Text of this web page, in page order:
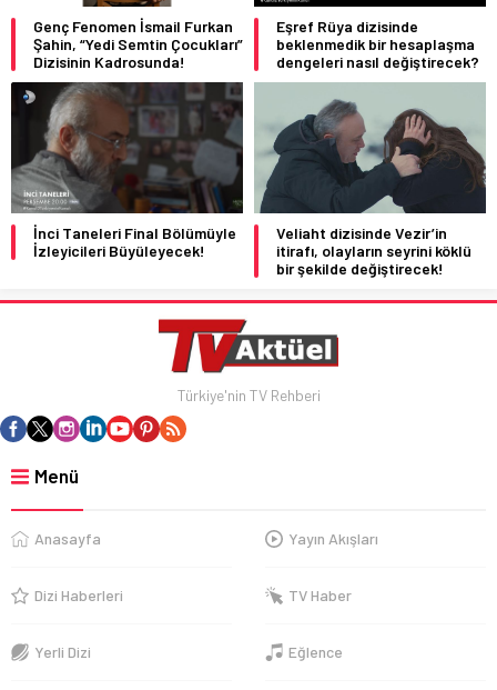
Genç Fenomen İsmail Furkan
Şahin, “Yedi Semtin Çocukları”
Dizisinin Kadrosunda!
Eşref Rüya dizisinde
beklenmedik bir hesaplaşma
dengeleri nasıl değiştirecek?
İnci Taneleri Final Bölümüyle
İzleyicileri Büyüleyecek!
Veliaht dizisinde Vezir’in
itirafı, olayların seyrini köklü
bir şekilde değiştirecek!
Türkiye'nin TV Rehberi
Menü
Anasayfa Yayın Akışları
Dizi Haberleri TV Haber
Yerli Dizi Eğlence